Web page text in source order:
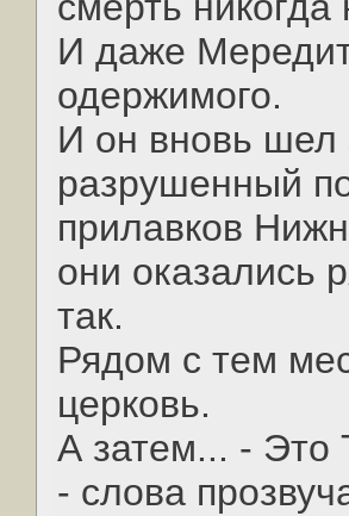
И даже
одержимого.
И он вновь шел
разрушенный
прилавков
они оказались
так.
Рядом с тем
церковь.
А затем... - Это
- слова